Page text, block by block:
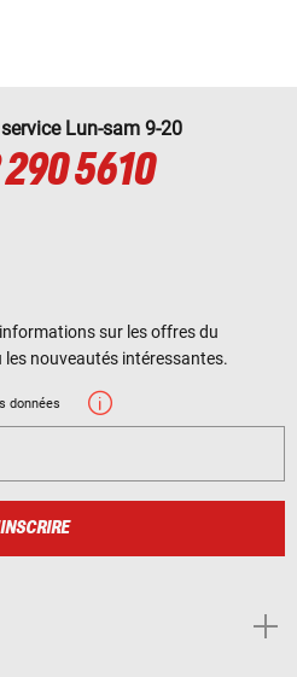
Lun-sam 9-20
5610
sur les offres du
nouveautés intéressantes.
données